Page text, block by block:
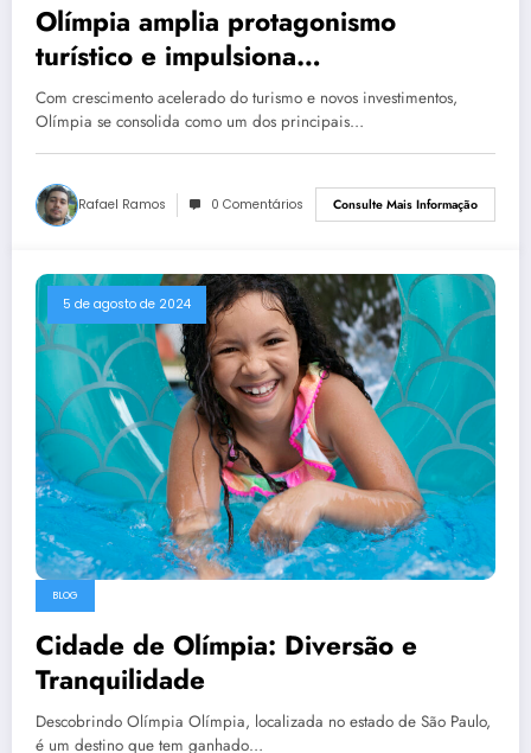
Olímpia amplia protagonismo
turístico e impulsiona
desenvolvimento regional
Com crescimento acelerado do turismo e novos investimentos,
Olímpia se consolida como um dos principais…
Rafael Ramos 0 Comentários Consulte Mais Informação
5 de agosto de 2024
BLOG
Cidade de Olímpia: Diversão e
Tranquilidade
Descobrindo Olímpia Olímpia, localizada no estado de São Paulo,
é um destino que tem ganhado…